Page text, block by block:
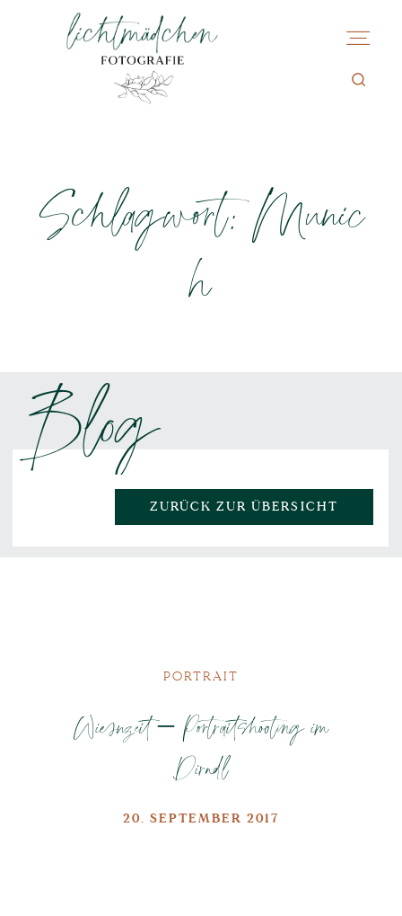
Schlagwort: Munic
h
Blog
ZURÜCK ZUR ÜBERSICHT
PORTRAIT
Wiesnzeit – Portraitshooting im
Dirndl
20. SEPTEMBER 2017